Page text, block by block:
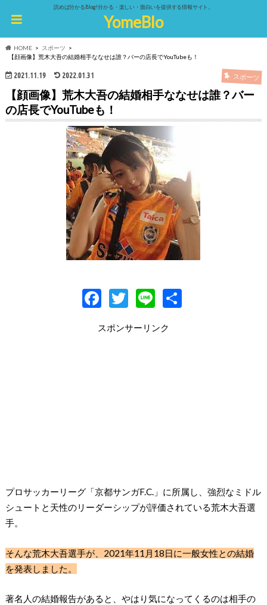
読めば分かるBlog!分かる・楽しい・面白いを提供する情報サイト。
YomeBlo
HOME
スポーツ
【顔画像】荒木大吾の結婚相手ななせは誰？バーの店長でYouTubeも！
2021.11.19 2022.01.31 スポーツ
【顔画像】荒木大吾の結婚相手ななせは誰？バー
の店長でYouTubeも！
F
e
T
itt
Li
e
共
スポンサーリンク
プロサッカーリーグ「京都サンガF.C.」に所属し、強烈なミドル
シュートと天性のリーダーシップが評価されている荒木大吾選
手。
そんな荒木大吾選手が、2021年11月18日に一般女性との結婚
を発表しました。
著名人の結婚報告があると、やはり気になってくるのは相手の